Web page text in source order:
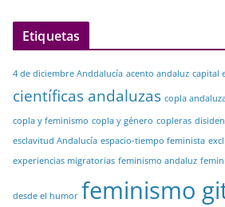
Etiquetas
4 de diciembre Anddalucía acento andaluz capital
científicas andaluzas copla
copla y feminismo copla y género copleras
esclavitud Andalucía espacio-tiempo feminista
experiencias migratorias feminismo andaluz
desde el humor feminismo